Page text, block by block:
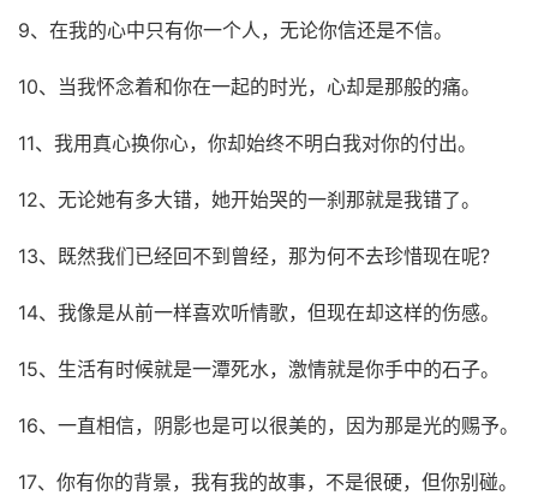
9、在我的心中只有你一个人，无论你信还是不信。
10、当我怀念着和你在一起的时光，心却是那般的痛。
11、我用真心换你心，你却始终不明白我对你的付出。
12、无论她有多大错，她开始哭的一刹那就是我错了。
13、既然我们已经回不到曾经，那为何不去珍惜现在呢?
14、我像是从前一样喜欢听情歌，但现在却这样的伤感。
15、生活有时候就是一潭死水，激情就是你手中的石子。
16、一直相信，阴影也是可以很美的，因为那是光的赐予。
17、你有你的背景，我有我的故事，不是很硬，但你别碰。